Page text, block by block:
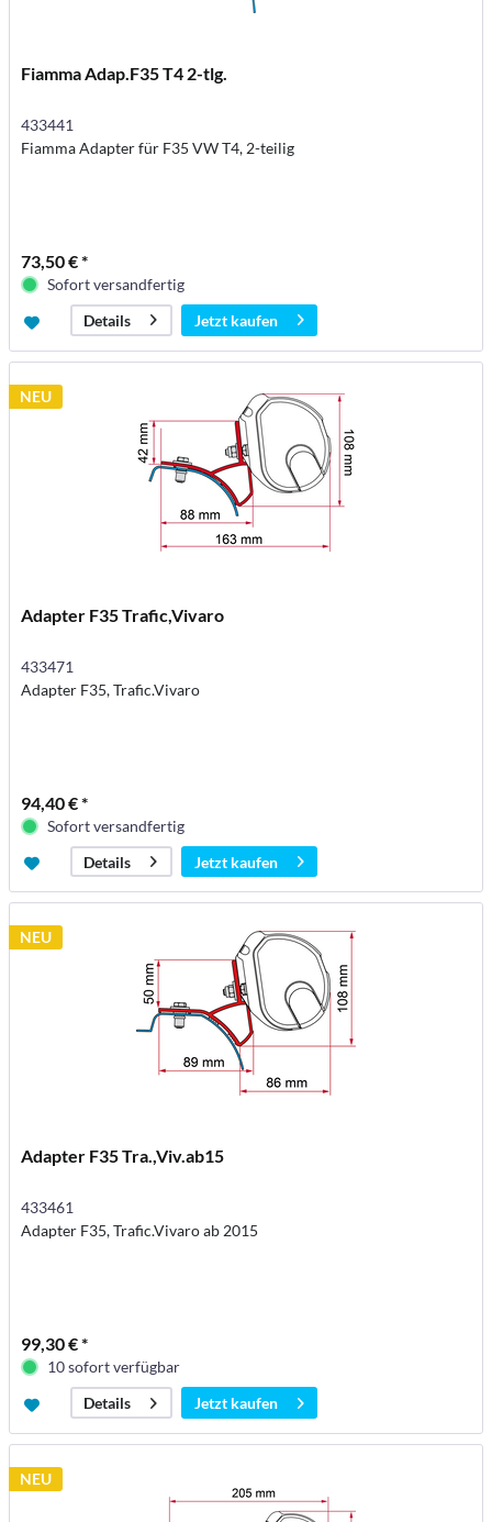
Fiamma Adap.F35 T4 2-tlg.
433441
Fiamma Adapter für F35 VW T4, 2-teilig
73,50 € *
Sofort versandfertig
Details
Jetzt kaufen
NEU
Adapter F35 Trafic,Vivaro
433471
Adapter F35, Trafic.Vivaro
94,40 € *
Sofort versandfertig
Details
Jetzt kaufen
NEU
Adapter F35 Tra.,Viv.ab15
433461
Adapter F35, Trafic.Vivaro ab 2015
99,30 € *
10 sofort verfügbar
Details
Jetzt kaufen
NEU